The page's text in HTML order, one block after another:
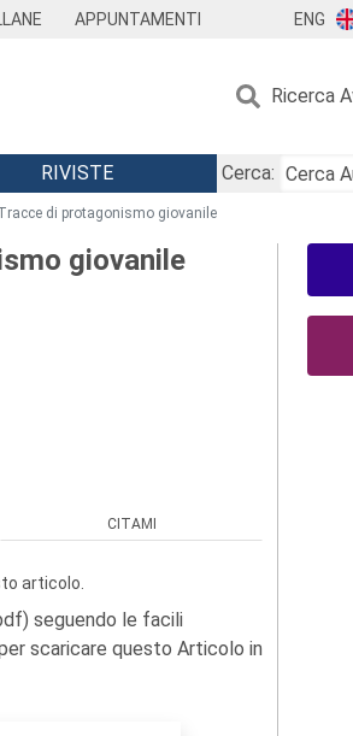
APPUNTAMENTI ENG
Ricerca
RIVISTE
Cerca:
di protagonismo giovanile
giovanile
CITAMI
articolo.
seguendo le facili
scaricare questo Articolo in